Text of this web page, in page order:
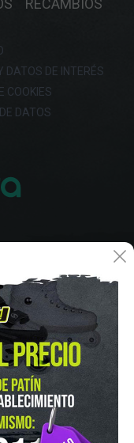
RECAMBIOS
DATOS DE INTERÉS
COOKIES
DATOS